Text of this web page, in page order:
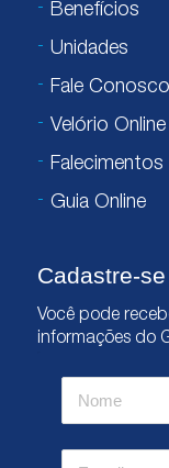
Benefícios
Unidades
Fale Conosco
Velório Online
Falecimentos
Guia Online
Cadastre-se
Você pode
informações do